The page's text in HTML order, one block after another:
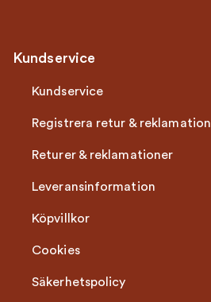
Kundservice
Kundservice
Registrera retur & reklamation
Returer & reklamationer
Leveransinformation
Köpvillkor
Cookies
Säkerhetspolicy